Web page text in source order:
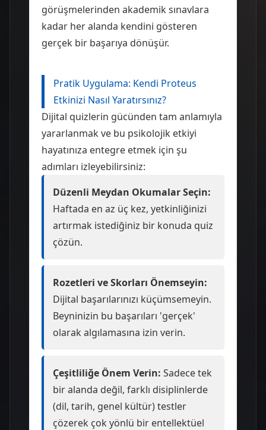
görüşmelerinden akademik sınavlara
kadar her alanda kendini gösteren
gerçek bir başarıya dönüşür.
Pratik Uygulama: Kendi Proteus
Etkinizi Nasıl Yaratırsınız?
Dijital quizlerin gücünden tam anlamıyla
yararlanmak ve bu psikolojik etkiyi
hayatınıza entegre etmek için şu
adımları izleyebilirsiniz:
Düzenli Meydan Okumalar Seçin:
Haftada en az üç kez, yetkinliğinizi
artırmak istediğiniz bir konuda quiz
çözün.
Rozetleri ve Skorları Önemseyin:
Dijital başarılarınızı küçümsemeyin.
Beyninizin bu başarıları 'gerçek'
olarak algılamasına izin verin.
Çeşitliliğe Önem Verin: Sadece tek
bir alanda değil, farklı disiplinlerde
(dil, tarih, genel kültür) testler
çözerek çok yönlü bir entellektüel